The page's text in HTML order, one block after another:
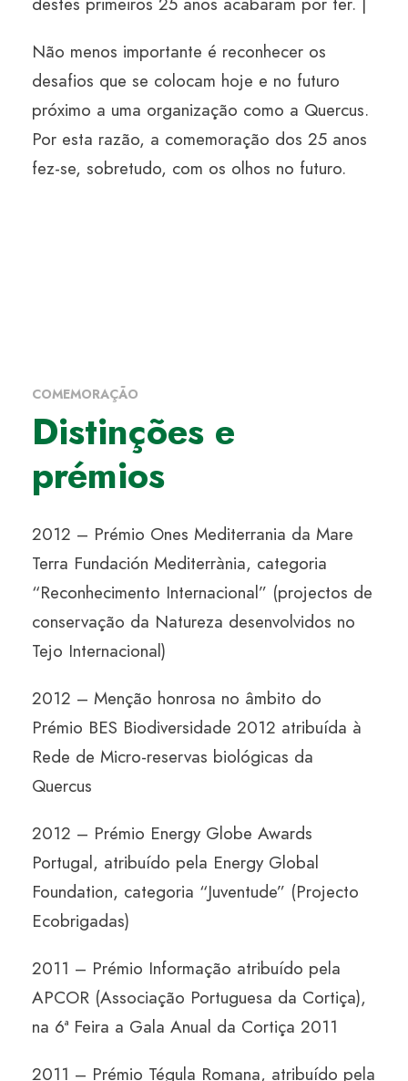
Não menos importante é reconhecer os
desafios que se colocam hoje e no futuro
próximo a uma organização como a Quercus.
Por esta razão, a comemoração dos 25 anos
fez-se, sobretudo, com os olhos no futuro.
COMEMORAÇÃO
Distinções e
prémios
2012 – Prémio Ones Mediterrania da Mare
Terra Fundación Mediterrània, categoria
“Reconhecimento Internacional” (projectos de
conservação da Natureza desenvolvidos no
Tejo Internacional)
2012 – Menção honrosa no âmbito do
Prémio BES Biodiversidade 2012 atribuída à
Rede de Micro-reservas biológicas da
Quercus
2012 – Prémio Energy Globe Awards
Portugal, atribuído pela Energy Global
Foundation, categoria “Juventude” (Projecto
Ecobrigadas)
2011 – Prémio Informação atribuído pela
APCOR (Associação Portuguesa da Cortiça),
na 6ª Feira a Gala Anual da Cortiça 2011
2011 – Prémio Tégula Romana, atribuído pela